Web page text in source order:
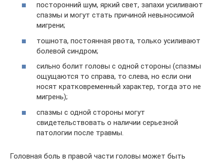
посторонний шум, яркий свет, запахи усиливают
спазмы и могут стать причиной невыносимой
мигрени;
тошнота, постоянная рвота, только усиливают
болевой синдром;
сильно болит головы с одной стороны (спазмы
ощущаются то справа, то слева, но если они
носят кратковременный характер, тогда это не
мигрень);
спазмы с одной стороны могут
свидетельствовать о наличии серьезной
патологии после травмы.
Головная боль в правой части головы может быть